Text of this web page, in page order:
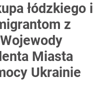
łódzkiego i
z
Miasta
Ukrainie